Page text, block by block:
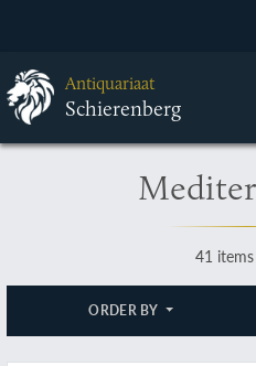
Antiquariaat
Schierenberg
41
ORDER BY